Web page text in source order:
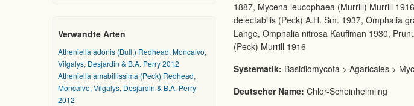
Verwandte Arten
Atheniella adonis (Bull.) Redhead, Moncalvo,
Vilgalys, Desjardin & B.A. Perry 2012
Atheniella amabillissima (Peck) Redhead,
Moncalvo, Vilgalys, Desjardin & B.A. Perry
2012
1887, Mycena leucophaea (Murrill) Murrill
delectabilis (Peck) A.H. Sm. 1937, Omphalia
Lange, Omphalia nitrosa Kauffman 1930,
(Peck) Murrill 1916
Systematik: Basidiomycota > Agaricales >
Deutscher Name: Chlor-Scheinhelmling